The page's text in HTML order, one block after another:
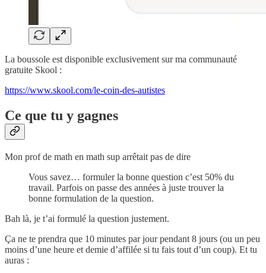
La boussole est disponible exclusivement sur ma communauté
gratuite Skool :
https://www.skool.com/le-coin-des-autistes
Ce que tu y gagnes
Mon prof de math en math sup arrêtait pas de dire
Vous savez… formuler la bonne question c’est 50% du
travail. Parfois on passe des années à juste trouver la
bonne formulation de la question.
Bah là, je t’ai formulé la question justement.
Ça ne te prendra que 10 minutes par jour pendant 8 jours (ou un peu
moins d’une heure et demie d’affilée si tu fais tout d’un coup). Et tu
auras :